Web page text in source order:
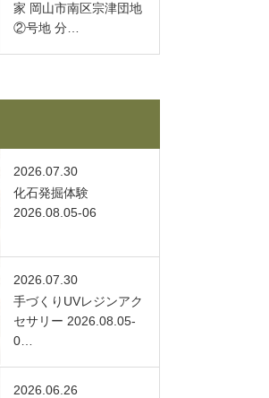
家 岡山市南区宗津団地
②号地 分…
2026.07.30
化石発掘体験
2026.08.05-06
2026.07.30
手づくりUVレジンアク
セサリー 2026.08.05-
0…
2026.06.26